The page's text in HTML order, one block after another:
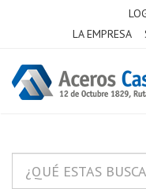
LA EMPRESA